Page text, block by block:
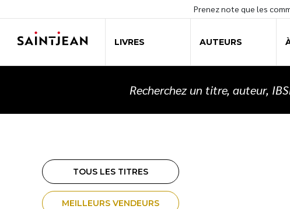
Prenez note que les
LIVRES AUTEURS
Recherchez un titre, auteur,
TOUS LES TITRES
MEILLEURS VENDEURS